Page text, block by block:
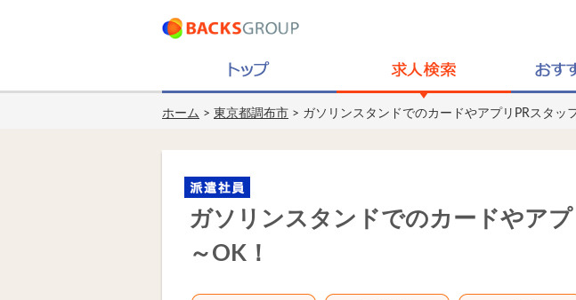
ホーム > 東京都調布市 > ガソリンスタンドでのカードやアプリPRスタッ
ガソリンスタンドでのカードやア
～OK！